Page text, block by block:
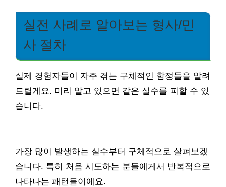
실전 사례로 알아보는 형사/민
사 절차
실제 경험자들이 자주 겪는 구체적인 함정들을 알려
드릴게요. 미리 알고 있으면 같은 실수를 피할 수 있
습니다.
가장 많이 발생하는 실수부터 구체적으로 살펴보겠
습니다. 특히 처음 시도하는 분들에게서 반복적으로
나타나는 패턴들이에요.